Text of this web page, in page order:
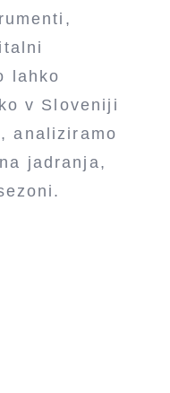
lahko
v Sloveniji
analiziramo
jadranja,